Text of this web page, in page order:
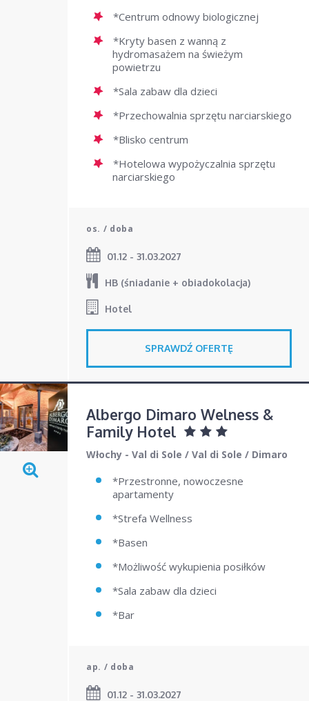
*Centrum odnowy biologicznej
*Kryty basen z wanną z
hydromasażem na świeżym
powietrzu
*Sala zabaw dla dzieci
*Przechowalnia sprzętu narciarskiego
*Blisko centrum
*Hotelowa wypożyczalnia sprzętu
narciarskiego
os. / doba
01.12 - 31.03.2027
HB (śniadanie + obiadokolacja)
Hotel
SPRAWDŹ OFERTĘ
Albergo Dimaro Welness &
Family Hotel
Włochy - Val di Sole / Val di Sole / Dimaro
*Przestronne, nowoczesne
apartamenty
*Strefa Wellness
*Basen
*Możliwość wykupienia posiłków
*Sala zabaw dla dzieci
*Bar
ap. / doba
01.12 - 31.03.2027